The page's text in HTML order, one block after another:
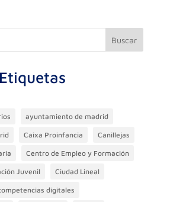
Buscar
ayuntamiento de madrid
Caixa Proinfancia Canillejas
Centro de Empleo y Formación
Juvenil Ciudad Lineal
digitales